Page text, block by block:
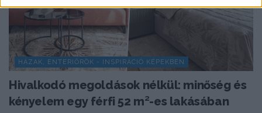
HÁZAK, ENTERIŐRÖK - INSPIRÁCIÓ KÉPEKBEN
Hivalkodó megoldások nélkül: minőség és
kényelem egy férfi 52 m²-es lakásában